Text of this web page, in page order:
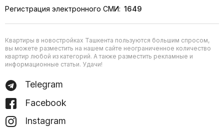
Регистрация электронного СМИ: 1649
Квартиры в новостройках Ташкента пользуются большим спросом,
вы можете разместить на нашем сайте неограниченное количество
квартир любой из категорий. А также разместить рекламные и
информационные статьи. Удачи!
Telegram
Facebook
Instagram